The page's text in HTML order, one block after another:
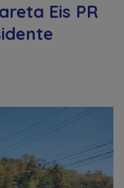
Eis PR